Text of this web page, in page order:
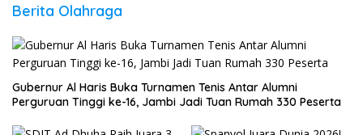
Berita Olahraga
Gubernur Al Haris Buka Turnamen Tenis Antar Alumni
Perguruan Tinggi ke-16, Jambi Jadi Tuan Rumah 330 Peserta